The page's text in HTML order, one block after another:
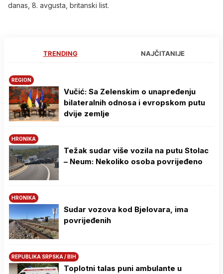
danas, 8. avgusta, britanski list.
TRENDING NAJČITANIJE
REGION
Vučić: Sa Zelenskim o unapređenju
bilateralnih odnosa i evropskom putu
dvije zemlje
HRONIKA
Težak sudar više vozila na putu Stolac
– Neum: Nekoliko osoba povrijeđeno
HRONIKA
Sudar vozova kod Bjelovara, ima
povrijeđenih
REPUBLIKA SRPSKA / BIH
Toplotni talas puni ambulante u